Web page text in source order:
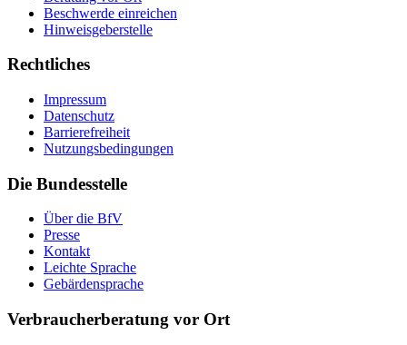
Beschwerde einreichen
Hinweisgeberstelle
Rechtliches
Impressum
Datenschutz
Barrierefreiheit
Nutzungsbedingungen
Die Bundesstelle
Über die BfV
Presse
Kontakt
Leichte Sprache
Gebärdensprache
Verbraucherberatung vor Ort